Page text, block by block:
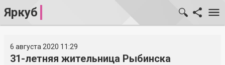
Яркуб
6 августа 2020 11:29
31-летняя жительница Рыбинска